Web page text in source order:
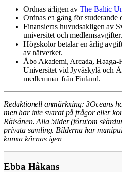
Ordnas årligen av The Baltic
Ordnas en gång för studerande
Finansieras huvudsakligen av
universitet och medlemsavgifter.
Högskolor betalar en årlig
av nätverket.
Åbo Akademi, Arcada,
Universitet vid Jyväskylä och
medlemmar från Finland.
Redaktionell anmärkning: 3Oceans
men har inte svarat på frågor eller
Räisänen. Alla bilder (förutom
privata samling. Bilderna har
kunna kännas igen.
Ebba Håkans